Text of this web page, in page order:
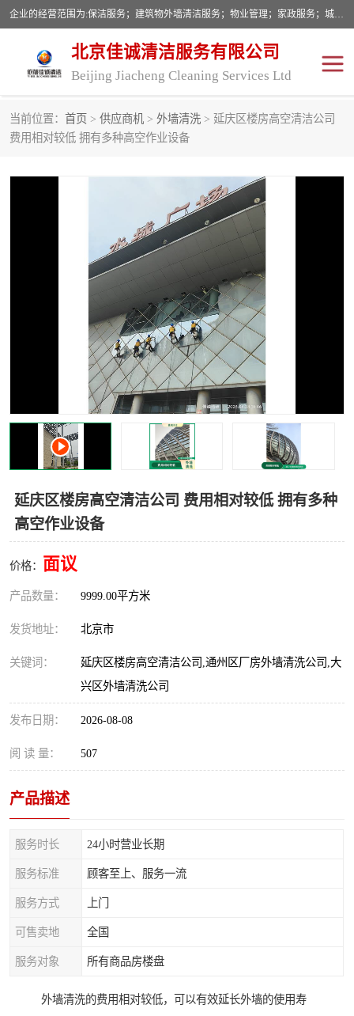
企业的经营范围为:保洁服务；建筑物外墙清洁服务；物业管理；家政服务；城市园林绿化；劳务分包；技术开发、技术转让、技术服务；销售保洁设备、卫生用品、化工产品（不含危险化学品及一类易制毒化学品）、日用品、办公设备、建筑材料、装饰材料；图文设计；清洁服务（不含餐具消毒）；中央空调维修；工程设计；施工总承包；专业承包。
北京佳诚清洁服务有限公司
Beijing Jiacheng Cleaning Services Ltd
当前位置： 首页 > 供应商机 > 外墙清洗 > 延庆区楼房高空清洁公司
费用相对较低 拥有多种高空作业设备
延庆区楼房高空清洁公司 费用相对较低 拥有多种
高空作业设备
价格： 面议
产品数量： 9999.00平方米
发货地址： 北京市
关键词：
延庆区楼房高空清洁公司,通州区厂房外墙清洗公司,大
兴区外墙清洗公司
发布日期： 2026-08-08
阅 读 量： 507
产品描述
服务时长 24小时营业长期
服务标准 顾客至上、服务一流
服务方式 上门
可售卖地 全国
服务对象 所有商品房楼盘
外墙清洗的费用相对较低，可以有效延长外墙的使用寿
外墙清洗
开荒保洁 保洁服务
建筑物外墙维修